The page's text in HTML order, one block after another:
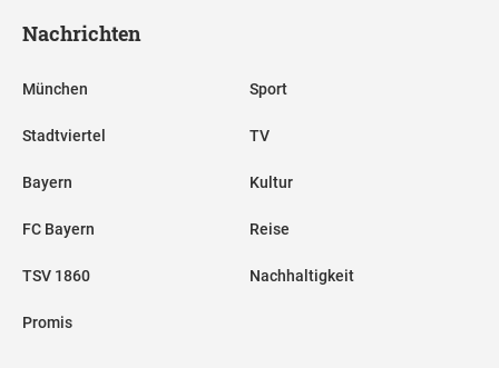
Nachrichten
München
Stadtviertel
Bayern
FC Bayern
TSV 1860
Promis
Sport
TV
Kultur
Reise
Nachhaltigkeit